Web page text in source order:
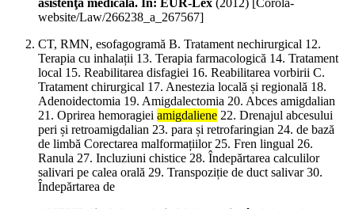
asistenţă medicală. In: EUR-Lex (2012) [Corola-
website/Law/266238_a_267567]
CT, RMN, esofagogramă B. Tratament nechirurgical 12.
Terapia cu inhalații 13. Terapia farmacologică 14. Tratament
local 15. Reabilitarea disfagiei 16. Reabilitarea vorbirii C.
Tratament chirurgical 17. Anestezia locală și regională 18.
Adenoidectomia 19. Amigdalectomia 20. Abces amigdalian
21. Oprirea hemoragiei amigdaliene 22. Drenajul abcesului
peri și retroamigdalian 23. para și retrofaringian 24. de bază
de limbă Corectarea malformațiilor 25. Fren lingual 26.
Ranula 27. Incluziuni chistice 28. Îndepărtarea calculilor
salivari pe calea orală 29. Transpoziție de duct salivar 30.
Îndepărtarea de